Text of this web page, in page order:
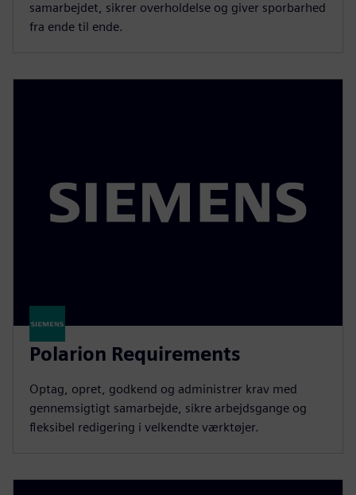
samarbejdet, sikrer overholdelse og giver sporbarhed
fra ende til ende.
Polarion Requirements
Optag, opret, godkend og administrer krav med
gennemsigtigt samarbejde, sikre arbejdsgange og
fleksibel redigering i velkendte værktøjer.